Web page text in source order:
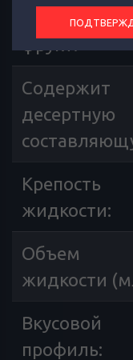
Содержит
фрукт:
Содержит
десертную
Крепость
жидкости:
Объем
жидкости
Вкусовой
профиль: